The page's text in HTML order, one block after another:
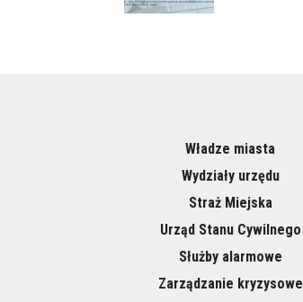
Władze miasta
Wydziały urzędu
Straż Miejska
Urząd Stanu Cywilnego
Służby alarmowe
Zarządzanie kryzysowe